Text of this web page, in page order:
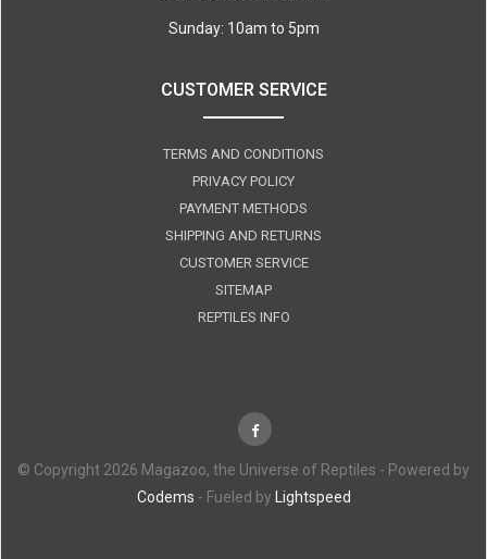
Sunday: 10am to 5pm
CUSTOMER SERVICE
TERMS AND CONDITIONS
PRIVACY POLICY
PAYMENT METHODS
SHIPPING AND RETURNS
CUSTOMER SERVICE
SITEMAP
REPTILES INFO
© Copyright 2026 Magazoo, the Universe of Reptiles - Powered by
Codems - Fueled by Lightspeed